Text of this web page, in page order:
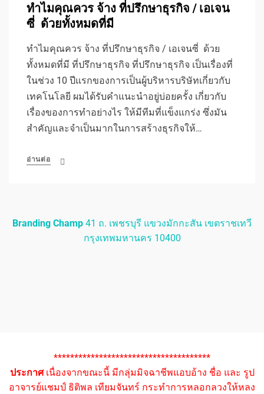
ทำไมคุณควร จ้าง ที่ปรึกษาธุรกิจ / เอเจน
ซี่ ด้วยทั้งหมดที่มี
ทำไมคุณควร จ้าง ที่ปรึกษาธุรกิจ / เอเจนซี่ ด้วย
ทั้งหมดที่มี ที่ปรึกษาธุรกิจ ที่ปรึกษาธุรกิจ เป็นเรื่องที่
ในช่วง 10 ปีแรกของการเป็นผู้บริหารบริษัทเกี่ยวกับ
เทคโนโลยี ผมได้รับคำแนะนำอยู่บ่อยครั้ง เกี่ยวกับ
เรื่องของการทำอย่างไร ให้มีทีมที่แข็งแกร่ง ซึ่งมัน
สำคัญและจำเป็นมากในการสร้างธุรกิจให้…
อ่านต่อ
Branding Champ 41 ถ. เพชรบุรี แขวงมักกะสัน เขตราชเทวี
กรุงเทพมหานคร 10400
**************************************
ประกาศเนื่องจากขณะนี้ มีกลุ่มมิจฉาชีพแอบอ้าง ชื่อ และ รูป
อาจารย์แชมป์ ธิติพล เทียมจันทร์ กระทำการหลอกลวงให้หลง